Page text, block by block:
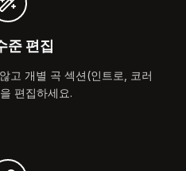
준 편집
고 개별 곡 섹션(인트로, 코러
편집하세요.